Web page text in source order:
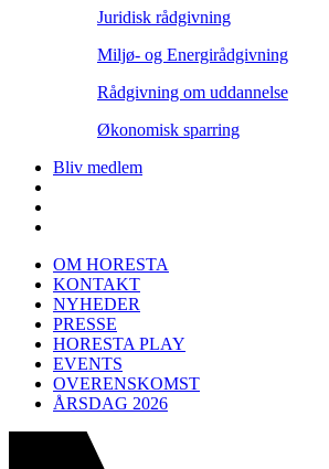
Juridisk rådgivning
Miljø- og Energirådgivning
Rådgivning om uddannelse
Økonomisk sparring
Bliv medlem
OM HORESTA
KONTAKT
NYHEDER
PRESSE
HORESTA PLAY
EVENTS
OVERENSKOMST
ÅRSDAG 2026